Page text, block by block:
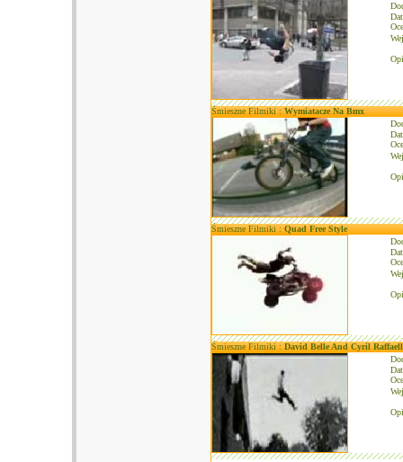
Śmieszne Filmiki :Wymiatacze Na Bmx
Śmieszne Filmiki :Quad Free Style
Śmieszne Filmiki :David Belle And Cyril